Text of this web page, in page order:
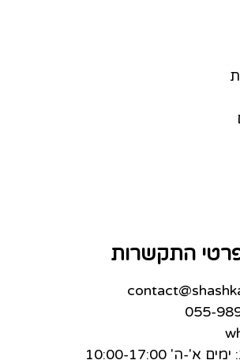
התקשרות
ה' 10:00-17:00